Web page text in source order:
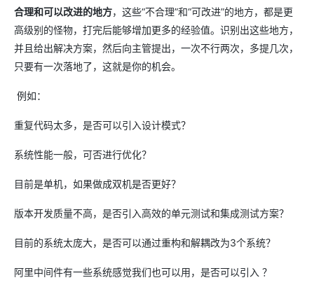
合理和可以改进的地方，这些“不合理”和“可改进”的地方，都是更
高级别的怪物，打完后能够增加更多的经验值。识别出这些地方，
并且给出解决方案，然后向主管提出，一次不行两次，多提几次，
只要有一次落地了，这就是你的机会。
例如：
重复代码太多，是否可以引入设计模式？
系统性能一般，可否进行优化？
目前是单机，如果做成双机是否更好？
版本开发质量不高，是否引入高效的单元测试和集成测试方案？
目前的系统太庞大，是否可以通过重构和解耦改为3个系统？
阿里中间件有一些系统感觉我们也可以用，是否可以引入 ？